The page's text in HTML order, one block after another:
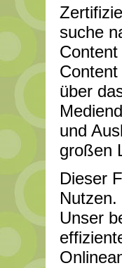
suche
über
und
großen
Dieser
Unser